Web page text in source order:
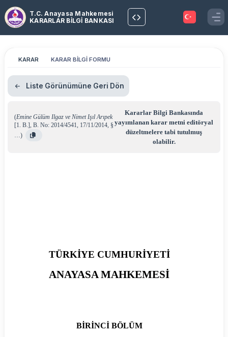
T.C. Anayasa Mahkemesi
KARARLAR BİLGİ BANKASI
KARAR KARAR BİLGİ FORMU
Liste Görünümüne Geri Dön
(Emine Gülüm Ilgaz ve Nimet Işıl Arıpek
[1. B.], B. No: 2014/4541, 17/11/2014, §
…)
Kararlar Bilgi Bankasında
yayımlanan karar metni editöryal
düzeltmelere tabi tutulmuş
olabilir.